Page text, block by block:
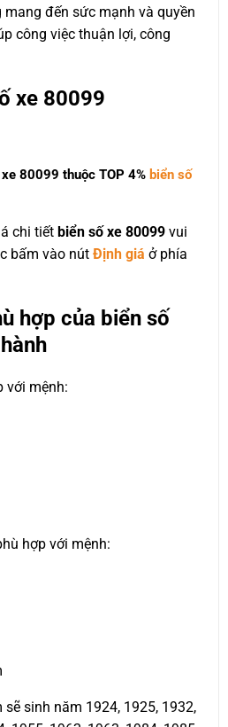
mang đến sức mạnh và quyền
công việc thuận lợi, công
xe 80099
80099 thuộc TOP 4% biển số
chi tiết biển số xe 80099 vui
bấm vào nút Định giá ở phía
hợp của biển số
với mệnh:
hợp với mệnh:
sinh năm 1924, 1925, 1932,